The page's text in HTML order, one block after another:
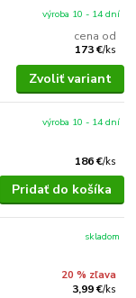
cena od
173 €/ks
výroba 10 - 14 dní
Zvoliť variant
186 €/ks
výroba 10 - 14 dní
Pridať do košíka
20 % zľava
3,99 €/ks
skladom